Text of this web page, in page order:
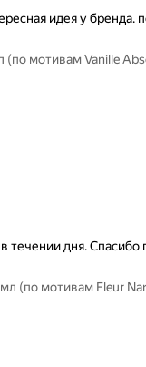
идея у бренда.
мотивам Vanille
течении дня.
(по мотивам Fleur